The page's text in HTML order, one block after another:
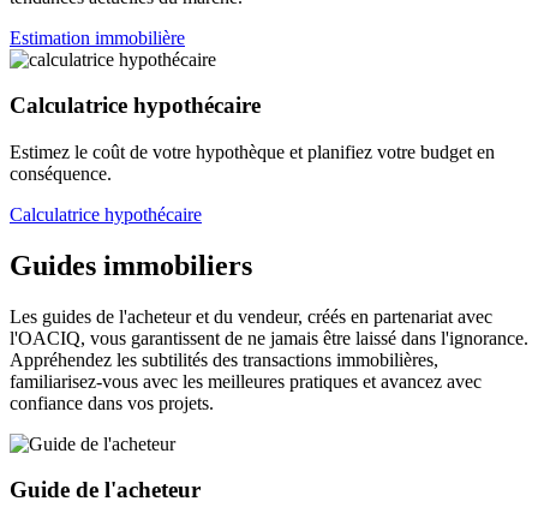
Estimation immobilière
Calculatrice hypothécaire
Estimez le coût de votre hypothèque et planifiez votre budget en
conséquence.
Calculatrice hypothécaire
Guides immobiliers
Les guides de l'acheteur et du vendeur, créés en partenariat avec
l'OACIQ, vous garantissent de ne jamais être laissé dans l'ignorance.
Appréhendez les subtilités des transactions immobilières,
familiarisez-vous avec les meilleures pratiques et avancez avec
confiance dans vos projets.
Guide de l'acheteur